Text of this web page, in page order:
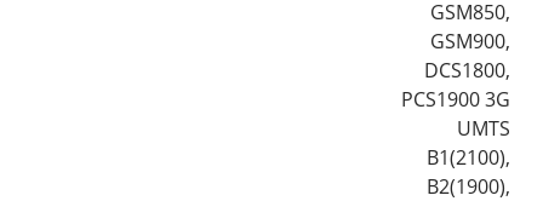
GSM850,
GSM900,
DCS1800,
PCS1900 3G
UMTS
B1(2100),
B2(1900),